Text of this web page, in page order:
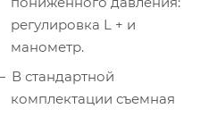
регулировка L + и
манометр.
В стандартной
комплектации съемная